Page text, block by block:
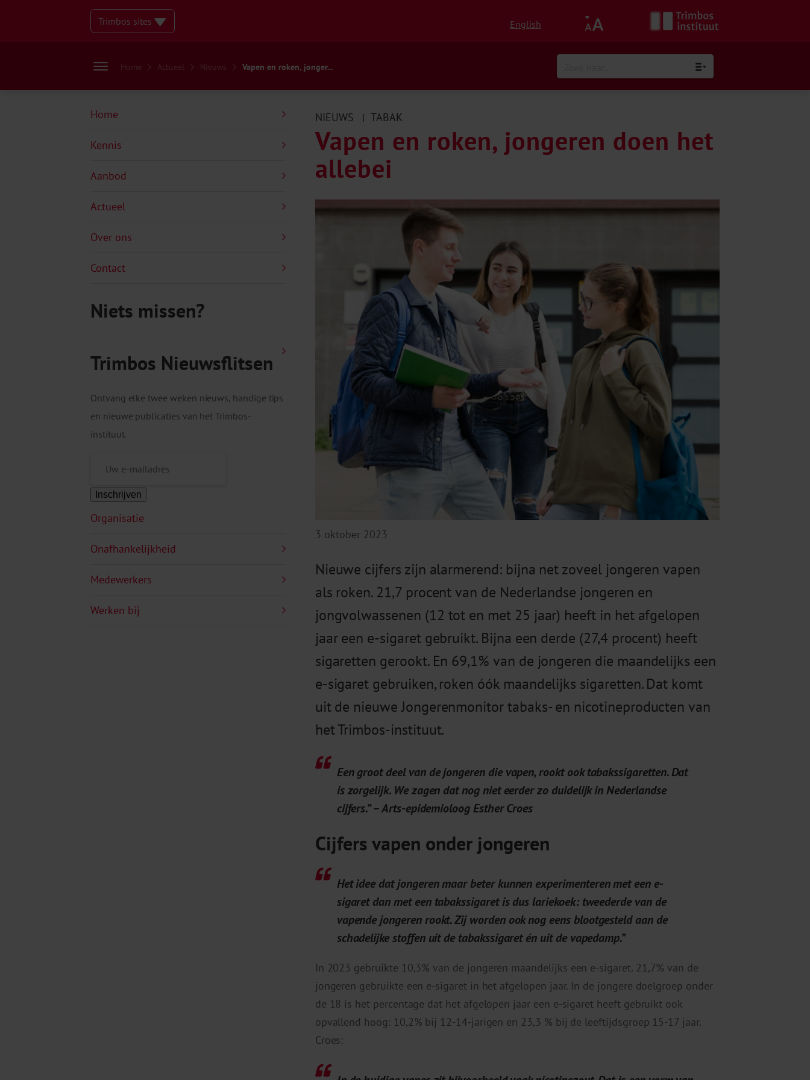
Trimbos sites English
Home Actueel Nieuws Vapen en roken, jonger...
Home
Kennis
Aanbod
Actueel
Over ons
Contact
Niets missen?
Trimbos Nieuwsflitsen
Ontvang elke twee weken nieuws, handige tips
en nieuwe publicaties van het Trimbos-
instituut.
Inschrijven
Organisatie
Onafhankelijkheid
Medewerkers
Werken bij
NIEUWS | TABAK
Vapen en roken, jongeren doen het
allebei
3 oktober 2023
Nieuwe cijfers zijn alarmerend: bijna net zoveel jongeren vapen
als roken. 21,7 procent van de Nederlandse jongeren en
jongvolwassenen (12 tot en met 25 jaar) heeft in het afgelopen
jaar een e-sigaret gebruikt. Bijna een derde (27,4 procent) heeft
sigaretten gerookt. En 69,1% van de jongeren die maandelijks een
e-sigaret gebruiken, roken óók maandelijks sigaretten. Dat komt
uit de nieuwe Jongerenmonitor tabaks- en nicotineproducten van
het Trimbos-instituut.
Een groot deel van de jongeren die vapen, rookt ook tabakssigaretten. Dat
is zorgelijk. We zagen dat nog niet eerder zo duidelijk in Nederlandse
cijfers.” – Arts-epidemioloog Esther Croes
Cijfers vapen onder jongeren
Het idee dat jongeren maar beter kunnen experimenteren met een e-
sigaret dan met een tabakssigaret is dus lariekoek: tweederde van de
vapende jongeren rookt. Zij worden ook nog eens blootgesteld aan de
schadelijke stoffen uit de tabakssigaret én uit de vapedamp.”
In 2023 gebruikte 10,3% van de jongeren maandelijks een e-sigaret. 21,7% van de
jongeren gebruikte een e-sigaret in het afgelopen jaar. In de jongere doelgroep onder
de 18 is het percentage dat het afgelopen jaar een e-sigaret heeft gebruikt ook
opvallend hoog: 10,2% bij 12-14-jarigen en 23,3 % bij de leeftijdsgroep 15-17 jaar.
Croes: